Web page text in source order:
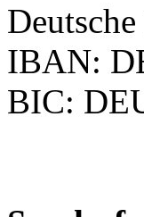
IBAN:
BIC: